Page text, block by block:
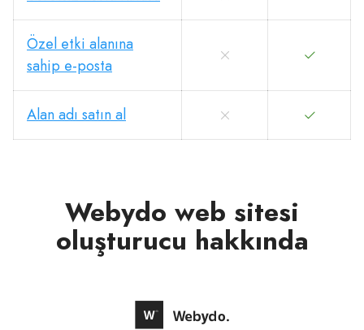
Özel etki alanına
sahip e-posta
Alan adı satın al
Webydo web sitesi
oluşturucu hakkında